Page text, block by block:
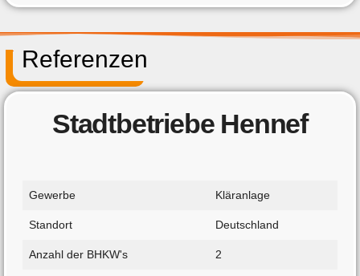
Referenzen
Stadtbetriebe Hennef
Gewerbe Kläranlage
Standort Deutschland
Anzahl der BHKW's 2